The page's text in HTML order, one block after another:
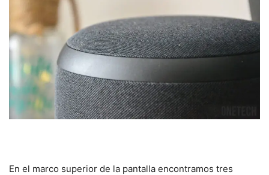
En el marco superior de la pantalla encontramos tres